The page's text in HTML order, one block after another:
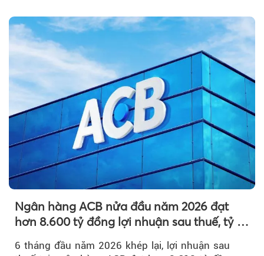
Ngân hàng ACB nửa đầu năm 2026 đạt
hơn 8.600 tỷ đồng lợi nhuận sau thuế, tỷ lệ
6 tháng đầu năm 2026 khép lại, lợi nhuận sau